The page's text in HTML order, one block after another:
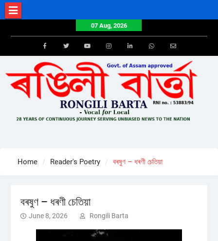
Skip
to
07 Aug, 2026
FacebookTwitterYoutube Email
Home Reader's Poetry বৰষুণ – ধৰণী চেতিয়া
বৰষুণ – ধৰণী চেতিয়া
June 8, 2026 Rongili Barta